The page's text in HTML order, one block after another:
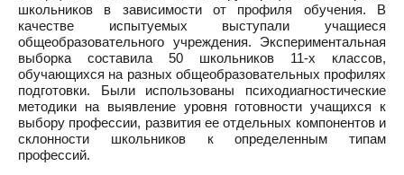
школьников в зависимости от профиля обучения. В
качестве испытуемых выступали учащиеся
общеобразовательного учреждения. Экспериментальная
выборка составила 50 школьников 11-х классов,
обучающихся на разных общеобразовательных профилях
подготовки. Были использованы психодиагностические
методики на выявление уровня готовности учащихся к
выбору профессии, развития ее отдельных компонентов и
склонности школьников к определенным типам
профессий.